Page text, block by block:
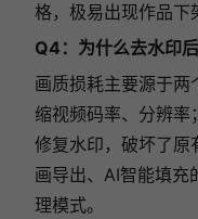
格，极易出现作品下
Q4：为什么去水印
画质损耗主要源于
缩视频码率、分辨率
修复水印，破坏了原
画导出、AI智能填充
理模式。